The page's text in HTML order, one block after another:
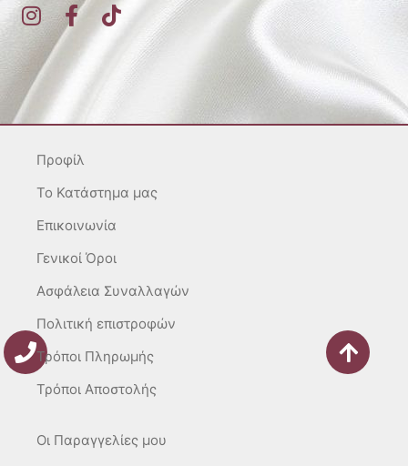
I
n
t
a
g
a
m
F
a
c
e
b
o
k
-
T
k
Προφίλ
To Κατάστημα μας
Επικοινωνία
Γενικοί Όροι
Ασφάλεια Συναλλαγών
Πολιτική επιστροφών
Τρόποι Πληρωμής
Τρόποι Αποστολής
Οι Παραγγελίες μου